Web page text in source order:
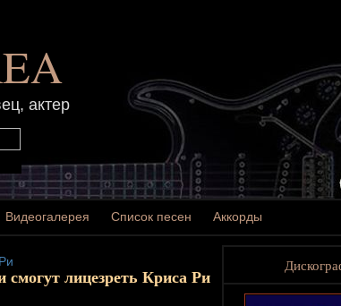
актер
Видеогалерея Список песен Аккорды
смогут лицезреть Криса Ри